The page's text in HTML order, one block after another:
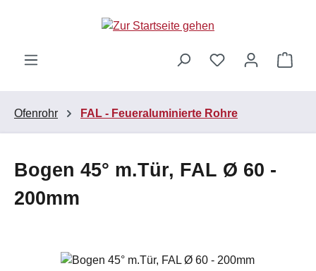
Zum Hauptinhalt springen
Ofenrohr FAL - Feueraluminierte Rohre
Bogen 45° m.Tür, FAL Ø 60 -
200mm
Bildergalerie überspringen